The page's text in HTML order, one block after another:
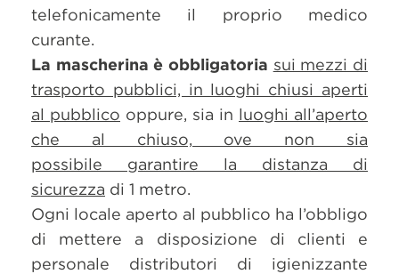
telefonicamente il proprio medico
curante.
La mascherina è obbligatoria sui mezzi di
trasporto pubblici, in luoghi chiusi aperti
al pubblico oppure, sia in luoghi all’aperto
che al chiuso, ove non sia
possibile garantire la distanza di
sicurezza di 1 metro.
Ogni locale aperto al pubblico ha l’obbligo
di mettere a disposizione di clienti e
personale distributori di igienizzante